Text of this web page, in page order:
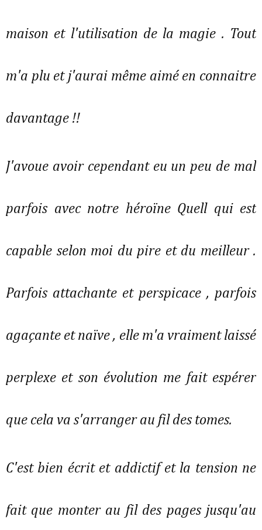
maison et l'utilisation de la magie . Tout
m'a plu et j'aurai même aimé en connaitre
davantage !!
J'avoue avoir cependant eu un peu de mal
parfois avec notre héroïne Quell qui est
capable selon moi du pire et du meilleur .
Parfois attachante et perspicace , parfois
agaçante et naïve , elle m'a vraiment laissé
perplexe et son évolution me fait espérer
que cela va s'arranger au fil des tomes.
C'est bien écrit et addictif et la tension ne
fait que monter au fil des pages jusqu'au